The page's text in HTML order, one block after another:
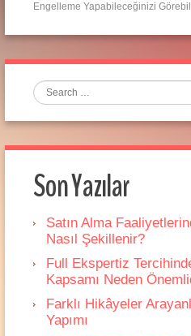
Engelleme Yapabileceğinizi
Search
Son Yazılar
Satın Alma
Nasıl Şekillenir?
Full Ekspertiz
Kapsamı Neden
Farklı Hikâyeler
Yapımı